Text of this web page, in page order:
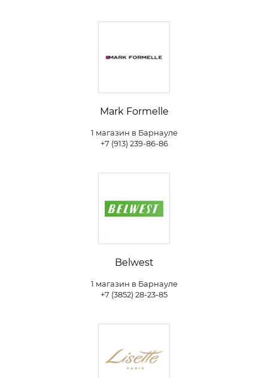
Mark Formelle
1 магазин в Барнауле
+7 (913) 239-86-86
Belwest
1 магазин в Барнауле
+7 (3852) 28-23-85